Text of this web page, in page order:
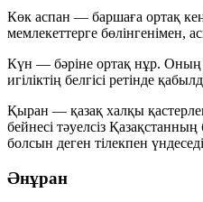
Көк аспан — баршаға ортақ
мемлекеттерге бөлінгенімен,
Күн — бәріне ортақ нұр. Оның
игіліктің белгісі ретінде
Қыран — қазақ халқы
бейнесі тәуелсіз
болсын деген тілекпен
Әнұран